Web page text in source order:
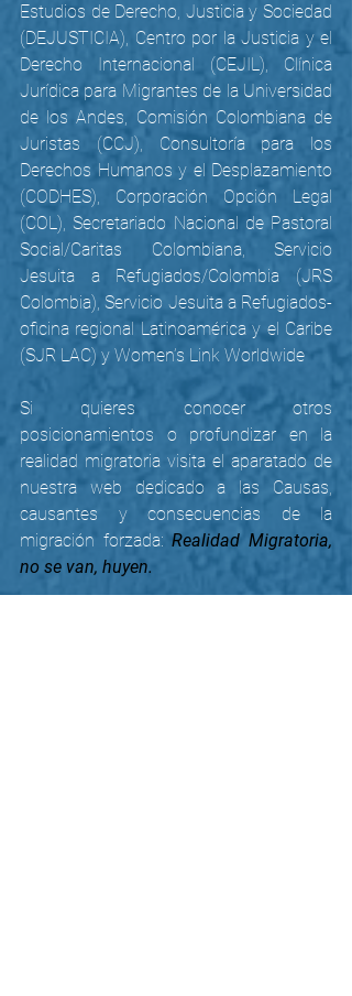
Estudios de Derecho, Justicia y Sociedad
(DEJUSTICIA), Centro por la Justicia y el
Derecho Internacional (CEJIL), Clínica
Jurídica para Migrantes de la Universidad
de los Andes, Comisión Colombiana de
Juristas (CCJ), Consultoría para los
Derechos Humanos y el Desplazamiento
(CODHES), Corporación Opción Legal
(COL), Secretariado Nacional de Pastoral
Social/Caritas Colombiana, Servicio
Jesuita a Refugiados/Colombia (JRS
Colombia), Servicio Jesuita a Refugiados-
oficina regional Latinoamérica y el Caribe
(SJR LAC) y Women’s Link Worldwide
Si quieres conocer otros
posicionamientos o profundizar en la
realidad migratoria visita el aparatado de
nuestra web dedicado a las Causas,
causantes y consecuencias de la
migración forzada: Realidad Migratoria,
no se van, huyen.